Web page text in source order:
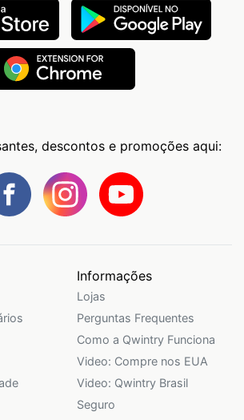
descontos e promoções aqui:
Informações
Lojas
Perguntas Frequentes
Como a Qwintry Funciona
Video: Compre nos EUA
Video: Qwintry Brasil
Seguro